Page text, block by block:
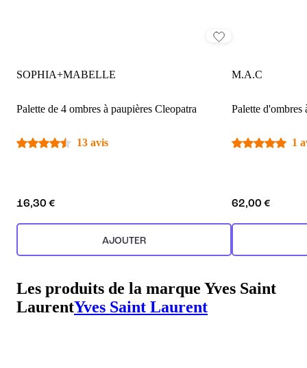
SOPHIA+MABELLE
Palette de 4 ombres à paupières Cleopatra
13 avis
16,30 €
AJOUTER
M.A.C
Palette d'ombres
1
62,00 €
Les produits de la marque Yves Saint
LaurentYves Saint Laurent